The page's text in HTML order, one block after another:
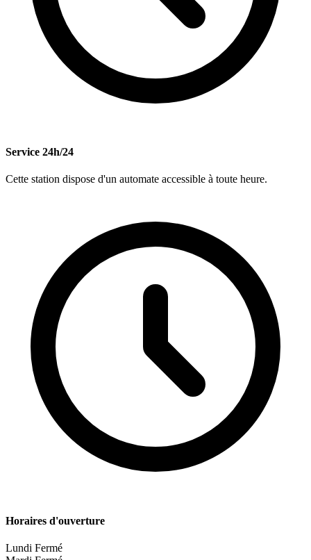
Service 24h/24
Cette station dispose d'un automate accessible à toute heure.
Horaires d'ouverture
Lundi Fermé